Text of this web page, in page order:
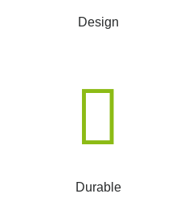
Design
Durable